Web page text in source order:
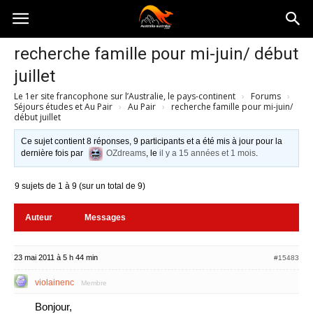
Australia-
australie.com
recherche famille pour mi-juin/ début
juillet
Le 1er site francophone sur l’Australie, le pays-continent › Forums ›
Séjours études et Au Pair › Au Pair ›
recherche famille pour mi-juin/
début juillet
Ce sujet contient 8 réponses, 9 participants et a été mis à jour pour la
dernière fois par
OZdreams, leil y a 15 années et 1 mois.
9 sujets de 1 à 9 (sur un total de 9)
Auteur Messages
23 mai 2011 à 5 h 44 min #15483
violainenc Membre
Bonjour,